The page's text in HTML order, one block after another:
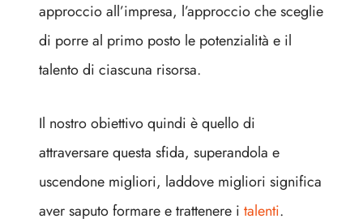
approccio all’impresa, l’approccio che sceglie
di porre al primo posto le potenzialità e il
talento di ciascuna risorsa.
Il nostro obiettivo quindi è quello di
attraversare questa sfida, superandola e
uscendone migliori, laddove migliori significa
aver saputo formare e trattenere i talenti.